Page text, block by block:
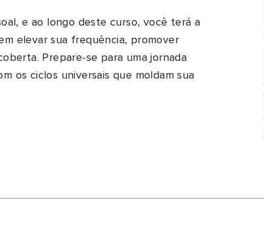
e ao longo deste curso, você terá a
elevar sua frequência, promover
Prepare-se para uma jornada
os ciclos universais que moldam sua